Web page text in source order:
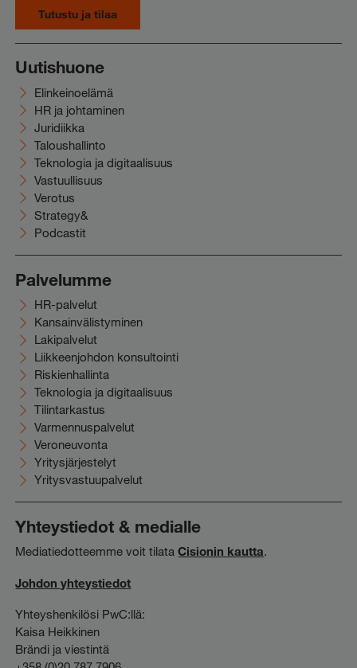
Tutustu ja tilaa
Uutishuone
Elinkeinoelämä
HR ja johtaminen
Juridiikka
Taloushallinto
Teknologia ja digitaalisuus
Vastuullisuus
Verotus
Strategy&
Podcastit
Palvelumme
HR-palvelut
Kansainvälistyminen
Lakipalvelut
Liikkeenjohdon konsultointi
Riskienhallinta
Teknologia ja digitaalisuus
Tilintarkastus
Varmennuspalvelut
Veroneuvonta
Yritysjärjestelyt
Yritysvastuupalvelut
Yhteystiedot & medialle
Mediatiedotteemme voit tilataCisionin kautta.
Johdon yhteystiedot
Yhteyshenkilösi PwC:llä:
Kaisa Heikkinen
Brändi ja viestintä